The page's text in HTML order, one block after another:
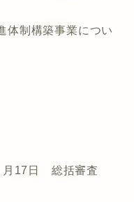
体制構築事業につい
月17日 総括審査